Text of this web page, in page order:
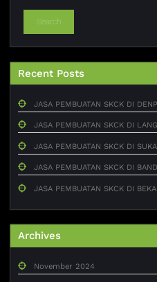
Search
Recent Posts
JASA PEMBUATAN SKCK DI
JASA PEMBUATAN SKCK DI
JASA PEMBUATAN SKCK DI
JASA PEMBUATAN SKCK DI
JASA PEMBUATAN SKCK DI
Archives
November 2024